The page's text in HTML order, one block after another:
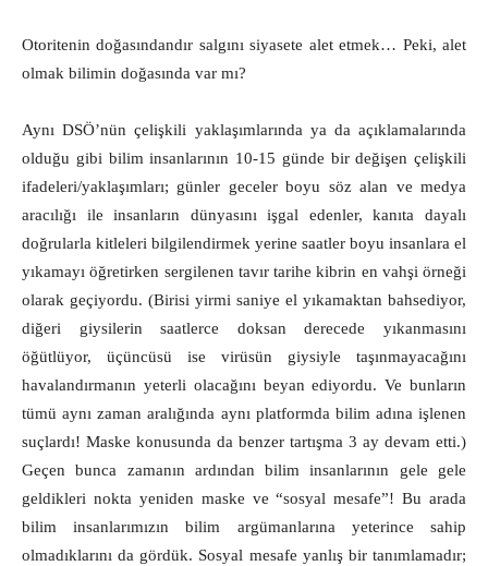
Otoritenin doğasındandır salgını siyasete alet etmek… Peki, alet
olmak bilimin doğasında var mı?
Aynı DSÖ’nün çelişkili yaklaşımlarında ya da açıklamalarında
olduğu gibi bilim insanlarının 10-15 günde bir değişen çelişkili
ifadeleri/yaklaşımları; günler geceler boyu söz alan ve medya
aracılığı ile insanların dünyasını işgal edenler, kanıta dayalı
doğrularla kitleleri bilgilendirmek yerine saatler boyu insanlara el
yıkamayı öğretirken sergilenen tavır tarihe kibrin en vahşi örneği
olarak geçiyordu. (Birisi yirmi saniye el yıkamaktan bahsediyor,
diğeri giysilerin saatlerce doksan derecede yıkanmasını
öğütlüyor, üçüncüsü ise virüsün giysiyle taşınmayacağını
havalandırmanın yeterli olacağını beyan ediyordu. Ve bunların
tümü aynı zaman aralığında aynı platformda bilim adına işlenen
suçlardı! Maske konusunda da benzer tartışma 3 ay devam etti.)
Geçen bunca zamanın ardından bilim insanlarının gele gele
geldikleri nokta yeniden maske ve “sosyal mesafe”! Bu arada
bilim insanlarımızın bilim argümanlarına yeterince sahip
olmadıklarını da gördük. Sosyal mesafe yanlış bir tanımlamadır;